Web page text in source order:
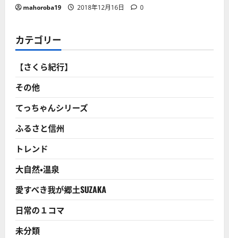
mahoroba19 2018年12月16日 0
カテゴリー
【さくら紀行】
その他
てっちゃんシリーズ
ふるさと信州
トレンド
大自然・温泉
愛すべき我が郷土SUZAKA
日常の１コマ
未分類